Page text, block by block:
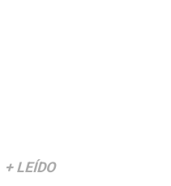
+ LEÍDO